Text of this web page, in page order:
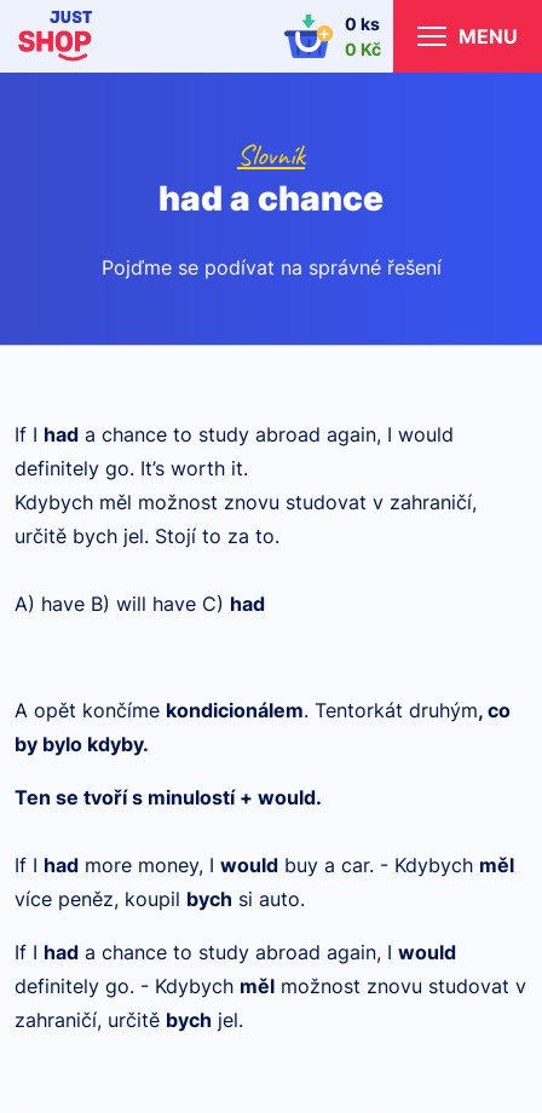
0 ks
0 Kč
MENU
Slovník
had a chance
Pojďme se podívat na správné řešení
If I had a chance to study abroad again, I would
definitely go. It’s worth it.
Kdybych měl možnost znovu studovat v zahraničí,
určitě bych jel. Stojí to za to.
A) have B) will have C) had
A opět končíme kondicionálem. Tentorkát druhým, co
by bylo kdyby.
Ten se tvoří s minulostí + would.
If I had more money, I would buy a car. - Kdybych měl
více peněz, koupil bych si auto.
If I had a chance to study abroad again, I would
definitely go. - Kdybych měl možnost znovu studovat v
zahraničí, určitě bych jel.